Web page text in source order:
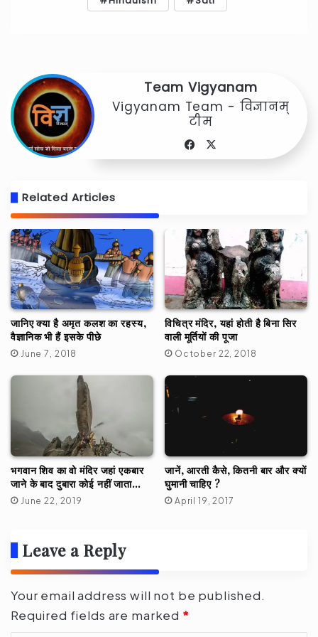
Team Vigyanam
Vigyanam Team - विज्ञानम्
टीम
Facebook
Related Articles
जानिए क्या है अमृत कलश का रहस्य,
वैज्ञानिक भी हैं इसके पीछे
June 7, 2018
विचित्र मंदिर, यहां होती है बिना सिर
वाली मूर्तियों की पूजा
October 22, 2018
भगवान शिव का वो मंदिर जहां एकबार
जाने के बाद दुबारा कोई नहीं जाता…
June 22, 2019
जानें, आरती कैसे, कितनी बार और क्यों
घुमानी चाहिए ?
April 19, 2017
Leave a Reply
Your email address will not be published.
Required fields are marked *